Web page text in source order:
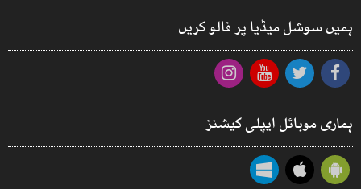
ہمیں سوشل میڈیا پر فالو کریں
ہماری موبائل ایپلی کیشنز